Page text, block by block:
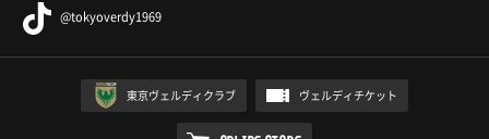
@tokyoverdy1969
東京ヴェルディクラブ ヴェルディチケット